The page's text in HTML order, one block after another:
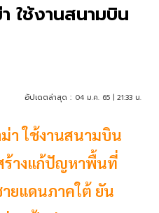
ใช้งานสนามบิน
อัปเดตล่าสุด : 04 ม.ค. 65 | 21:33 น.
า ใช้งานสนามบิน
ร้างแก้ปัญหาพื้นที่
ยแดนภาคใต้ ยัน